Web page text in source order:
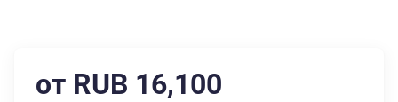
от RUB 16,100